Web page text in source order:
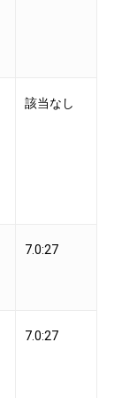
該当なし
7.0:27
7.0:27